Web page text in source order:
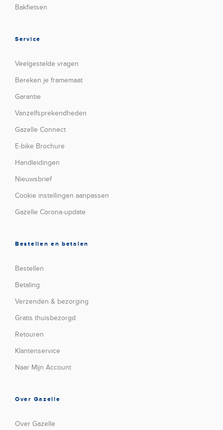
Bakfietsen
Service
Veelgestelde vragen
Bereken je framemaat
Garantie
Vanzelfsprekendheden
Gazelle Connect
E-bike Brochure
Handleidingen
Nieuwsbrief
Cookie instellingen aanpassen
Gazelle Corona-update
Bestellen en betalen
Bestellen
Betaling
Verzenden & bezorging
Gratis thuisbezorgd
Retouren
Klantenservice
Naar Mijn Account
Over Gazelle
Over Gazelle